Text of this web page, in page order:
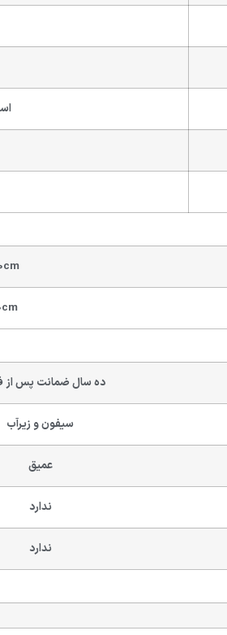
ده سال ضمانت پس
سیفون و زیرآب
عمیق
ندارد
ندارد